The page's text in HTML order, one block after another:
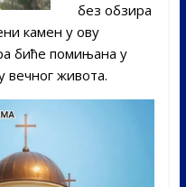
без обзира
камен у ову
биће помињана у
вечног живота.